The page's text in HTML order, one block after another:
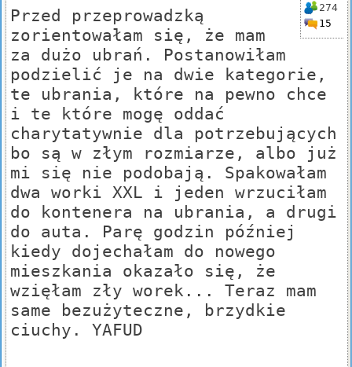
274
15
Przed przeprowadzką
zorientowałam się, że mam
za dużo ubrań. Postanowiłam
podzielić je na dwie kategorie,
te ubrania, które na pewno chce
i te które mogę oddać
charytatywnie dla potrzebujących
bo są w złym rozmiarze, albo już
mi się nie podobają. Spakowałam
dwa worki XXL i jeden wrzuciłam
do kontenera na ubrania, a drugi
do auta. Parę godzin później
kiedy dojechałam do nowego
mieszkania okazało się, że
wzięłam zły worek... Teraz mam
same bezużyteczne, brzydkie
ciuchy. YAFUD